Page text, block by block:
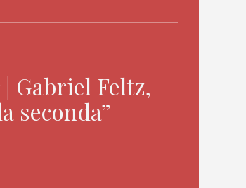
Gabriel Feltz,
seconda”